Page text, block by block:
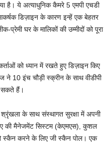
है। ये अत्याधुनिक कैमरे 5 एमपी एचडी
डिज़ाइन के कारण इन्हें एक बेहतर
घर के मालिकों की उम्मीदों को पूरा
को ध्यान में रखते हुए डिज़ाइन किए
ने 10 इंच चौड़ी स्क्रीन के साथ वीडीपी
सकते हैं।
के साथ संस्थागत सुरक्षा में अपनी
की मैनेजमेंट सिस्टम (केएमएस), कुशल
स्कैन करने के लिए जी स्कैन पोल। एक